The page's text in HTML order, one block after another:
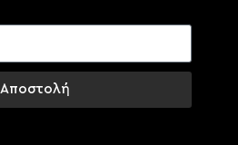
Αποστολή